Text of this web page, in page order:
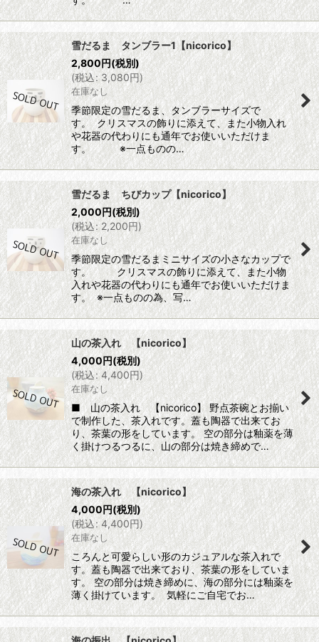
雪だるま タンブラー1【nicorico】
2,800円(税別)
(税込: 3,080円)
在庫なし
季節限定の雪だるま、タンブラーサイズで
す。 クリスマスの飾りに添えて、また小物入れ
や花器の代わりにも通年でお使いいただけま
す。 ※一点ものの…
雪だるま ちびカップ【nicorico】
2,000円(税別)
(税込: 2,200円)
在庫なし
季節限定の雪だるまミニサイズの小さなカップで
す。 クリスマスの飾りに添えて、また小物
入れや花器の代わりにも通年でお使いいただけま
す。 ※一点ものの為、写…
山の茶入れ 【nicorico】
4,000円(税別)
(税込: 4,400円)
在庫なし
■ 山の茶入れ 【nicorico】 野点茶碗とお揃い
で制作した、茶入れです。蓋も陶器で出来てお
り、茶葉の形をしています。 空の部分は釉薬を薄
く掛けつるつるに、山の部分は焼き締めで…
海の茶入れ 【nicorico】
4,000円(税別)
(税込: 4,400円)
在庫なし
ころんと可愛らしい形のカジュアルな茶入れで
す。蓋も陶器で出来ており、茶葉の形をしていま
す。 空の部分は焼き締めに、海の部分には釉薬を
薄く掛けています。 気軽にご自宅でお…